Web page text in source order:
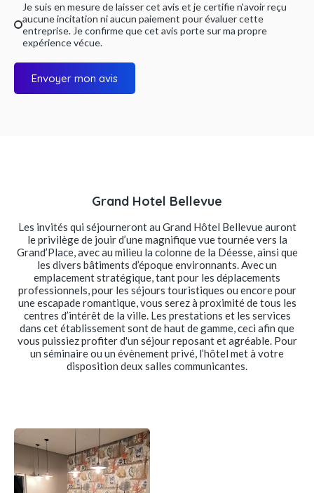
Je suis en mesure de laisser cet avis et je certifie n'avoir reçu
aucune incitation ni aucun paiement pour évaluer cette
entreprise. Je confirme que cet avis porte sur ma propre
expérience vécue.
Envoyer mon avis
Grand Hotel Bellevue
Les invités qui séjourneront au Grand Hôtel Bellevue auront
le privilège de jouir d’une magnifique vue tournée vers la
Grand’Place, avec au milieu la colonne de la Déesse, ainsi que
les divers bâtiments d’époque environnants. Avec un
emplacement stratégique, tant pour les déplacements
professionnels, pour les séjours touristiques ou encore pour
une escapade romantique, vous serez à proximité de tous les
centres d’intérêt de la ville. Les prestations et les services
dans cet établissement sont de haut de gamme, ceci afin que
vous puissiez profiter d'un séjour reposant et agréable. Pour
un séminaire ou un évènement privé, l’hôtel met à votre
disposition deux salles communicantes.